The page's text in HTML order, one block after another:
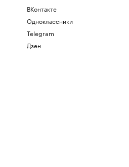
ВКонтакте
Одноклассники
Telegram
Дзен